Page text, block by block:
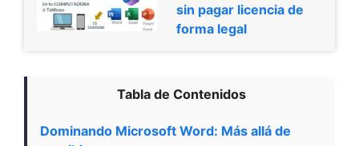
sin pagar licencia de
forma legal
Tabla de Contenidos
Dominando Microsoft Word: Más allá de